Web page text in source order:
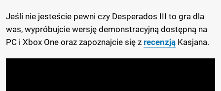
Jeśli nie jesteście pewni czy Desperados III to gra dla
was, wypróbujcie wersję demonstracyjną dostępną na
PC i Xbox One oraz zapoznajcie się z recenzją Kasjana.